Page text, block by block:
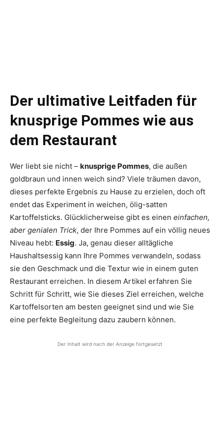
Der ultimative Leitfaden für
knusprige Pommes wie aus
dem Restaurant
Wer liebt sie nicht – knusprige Pommes, die außen
goldbraun und innen weich sind? Viele träumen davon,
dieses perfekte Ergebnis zu Hause zu erzielen, doch oft
endet das Experiment in weichen, ölig-satten
Kartoffelsticks. Glücklicherweise gibt es einen einfachen,
aber genialen Trick, der Ihre Pommes auf ein völlig neues
Niveau hebt: Essig. Ja, genau dieser alltägliche
Haushaltsessig kann Ihre Pommes verwandeln, sodass
sie den Geschmack und die Textur wie in einem guten
Restaurant erreichen. In diesem Artikel erfahren Sie
Schritt für Schritt, wie Sie dieses Ziel erreichen, welche
Kartoffelsorten am besten geeignet sind und wie Sie
eine perfekte Begleitung dazu zaubern können.
Der Inhalt wird nach der Anzeige fortgesetzt